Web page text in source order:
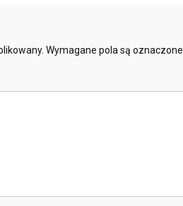
Wymagane pola są oznaczone